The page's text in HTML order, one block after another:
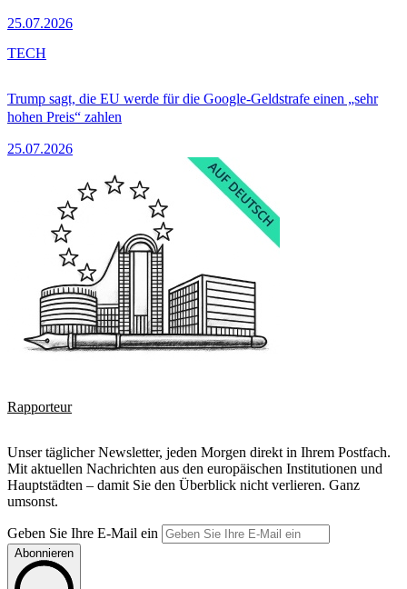
25.07.2026
Trump sagt, die EU werde für die Google-Geldstrafe einen „sehr
hohen Preis“ zahlen
25.07.2026
TECH
Rapporteur
Unser täglicher Newsletter, jeden Morgen direkt in Ihrem Postfach.
Mit aktuellen Nachrichten aus den europäischen Institutionen und
Hauptstädten – damit Sie den Überblick nicht verlieren. Ganz
umsonst.
Geben Sie Ihre E-Mail ein
Abonnieren